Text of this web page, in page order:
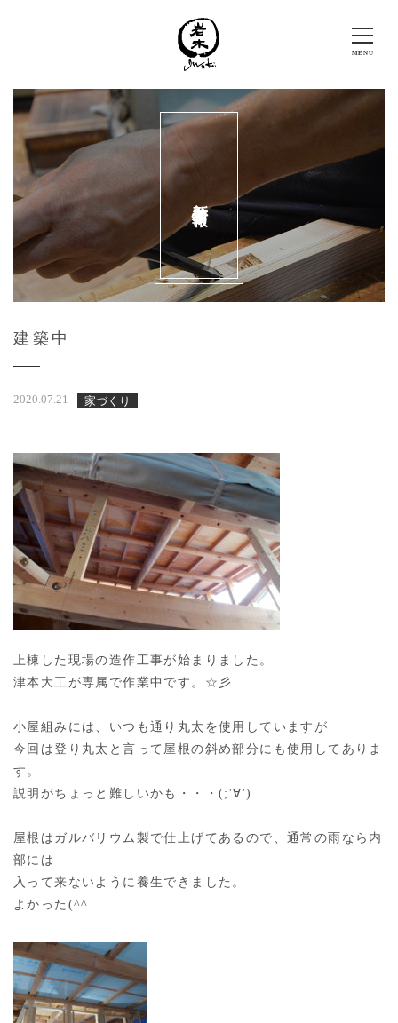
建築中
2020.07.21 家づくり
上棟した現場の造作工事が始まりました。
津本大工が専属で作業中です。☆彡
小屋組みには、いつも通り丸太を使用していますが
今回は登り丸太と言って屋根の斜め部分にも使用してありま
す。
説明がちょっと難しいかも・・・(;'∀')
屋根はガルバリウム製で仕上げてあるので、通常の雨なら内
部には
入って来ないように養生できました。
よかった(^^